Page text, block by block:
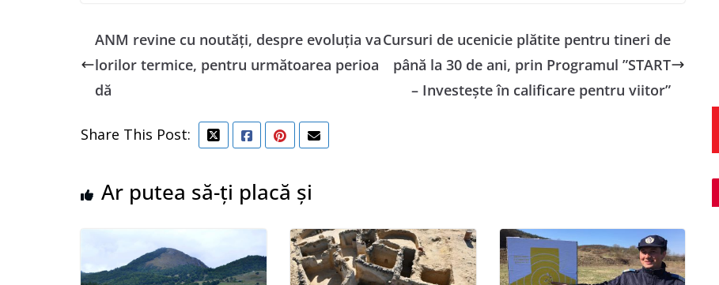
ANM revine cu noutăți, despre evoluția va
lorilor termice, pentru următoarea perioa
dă
Cursuri de ucenicie plătite pentru tineri de
până la 30 de ani, prin Programul ”START
– Investeşte în calificare pentru viitor”
Share This Post:
Ar putea să-ți placă și